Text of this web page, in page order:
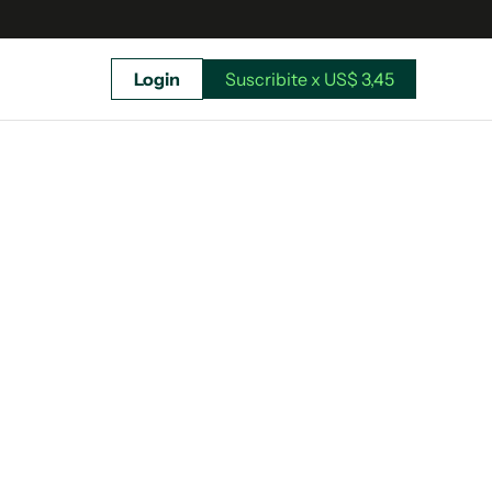
Login Suscribite x US$ 3,45